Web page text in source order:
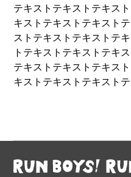
テキストテキストテキス
キストテキストテキスト
ストテキストテキストテ
トテキストテキストテキ
テキストテキストテキス
キストテキストテキスト